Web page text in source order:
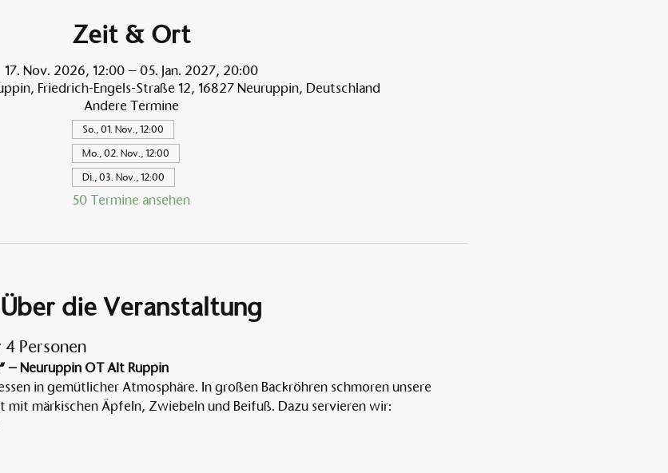
Zeit & Ort
17. Nov. 2026, 12:00 – 05. Jan. 2027, 20:00
Friedrich-Engels-Straße 12, 16827 Neuruppin, Deutschland
Andere Termine
So., 01. Nov., 12:00
Mo., 02. Nov., 12:00
Di., 03. Nov., 12:00
50 Termine ansehen
Über die Veranstaltung
Personen
– Neuruppin OT Alt Ruppin
in gemütlicher Atmosphäre. In großen Backröhren schmoren unsere
märkischen Äpfeln, Zwiebeln und Beifuß. Dazu servieren wir: